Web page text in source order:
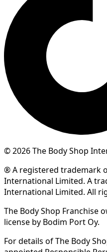
© 2026 The Body Shop
® A registered trademark
International Limited. A
International Limited. All
The Body Shop Franchise
license by Bodim Port Oy.
For details of The Body